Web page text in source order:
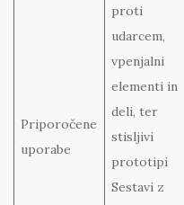
Priporočene
uporabe
proti
udarcem,
vpenjalni
elementi in
deli, ter
stisljivi
prototipi
Sestavi z